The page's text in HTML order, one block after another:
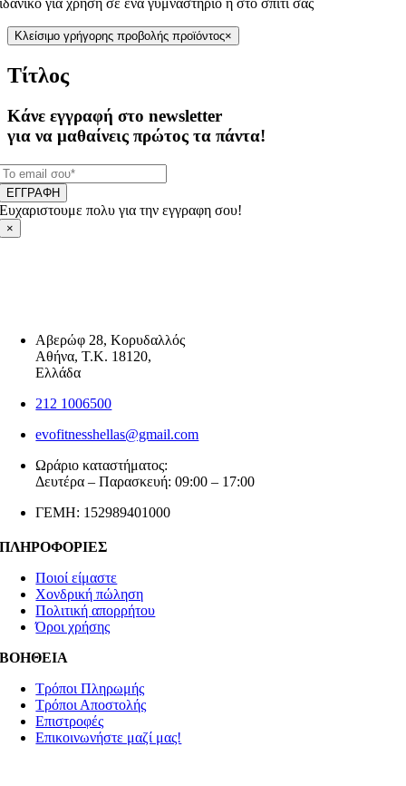
ιδανικό για χρήση σε ένα γυμναστήριο ή στο σπίτι σας
Κλείσιμο γρήγορης προβολής προϊόντος×
Τίτλος
Κάνε εγγραφή στο newsletter
για να μαθαίνεις πρώτος τα πάντα!
ΕΓΓΡΑΦΗ
Ευχαριστουμε πολυ για την εγγραφη σου!
×
Αβερώφ 28, Κορυδαλλός
Αθήνα, Τ.Κ. 18120,
Ελλάδα
212 1006500
evofitnesshellas@gmail.com
Ωράριο καταστήματος:
Δευτέρα – Παρασκευή: 09:00 – 17:00
ΓΕΜΗ: 152989401000
ΠΛΗΡΟΦΟΡΙΕΣ
Ποιοί είμαστε
Χονδρική πώληση
Πολιτική απορρήτου
Όροι χρήσης
ΒΟΗΘΕΙΑ
Τρόποι Πληρωμής
Τρόποι Αποστολής
Επιστροφές
Επικοινωνήστε μαζί μας!